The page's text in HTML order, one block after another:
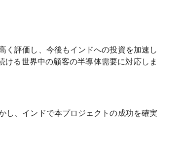
く評価し、今後もインドへの投資を加速し
る世界中の顧客の半導体需要に対応しま
し、インドで本プロジェクトの成功を確実